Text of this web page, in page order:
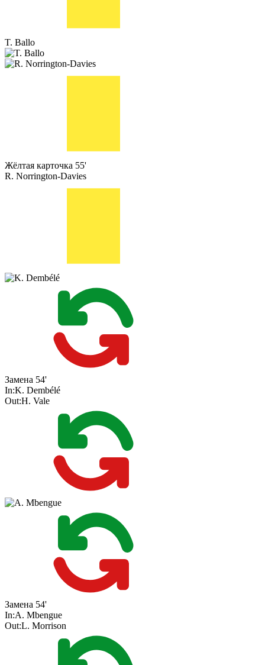
T. Ballo
Жёлтая карточка 55'
R. Norrington-Davies
Замена 54'
In:K. Dembélé
Out:H. Vale
Замена 54'
In:A. Mbengue
Out:L. Morrison